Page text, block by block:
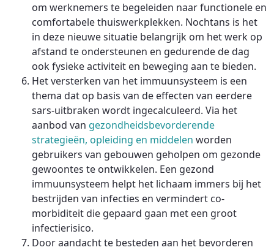
om werknemers te begeleiden naar functionele en
comfortabele thuiswerkplekken. Nochtans is het
in deze nieuwe situatie belangrijk om het werk op
afstand te ondersteunen en gedurende de dag
ook fysieke activiteit en beweging aan te bieden.
Het versterken van het immuunsysteem is een
thema dat op basis van de effecten van eerdere
sars-uitbraken wordt ingecalculeerd. Via het
aanbod van gezondheidsbevorderende
strategieën, opleiding en middelen worden
gebruikers van gebouwen geholpen om gezonde
gewoontes te ontwikkelen. Een gezond
immuunsysteem helpt het lichaam immers bij het
bestrijden van infecties en vermindert co-
morbiditeit die gepaard gaan met een groot
infectierisico.
Door aandacht te besteden aan het bevorderen